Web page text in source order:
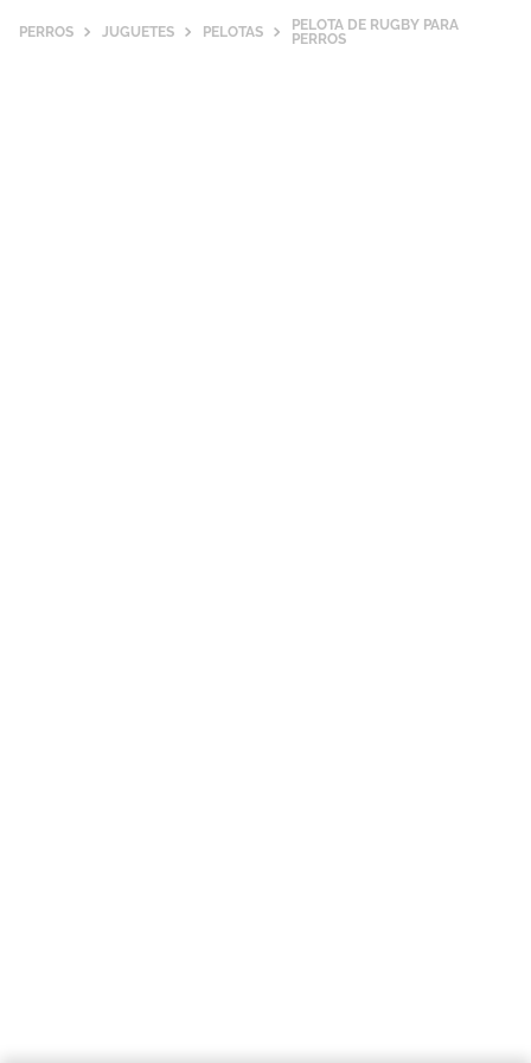
PERROS JUGUETES PELOTAS
PELOTA DE RUGBY PARA
PERROS